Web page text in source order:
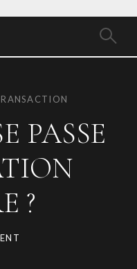
PASSE
?